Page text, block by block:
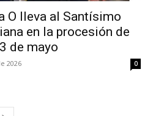
O lleva al Santísimo
en la procesión de
de mayo
2026 0